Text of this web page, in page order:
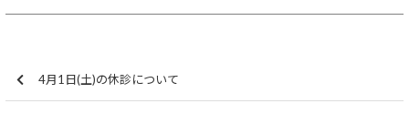
4月1日(土)の休診について